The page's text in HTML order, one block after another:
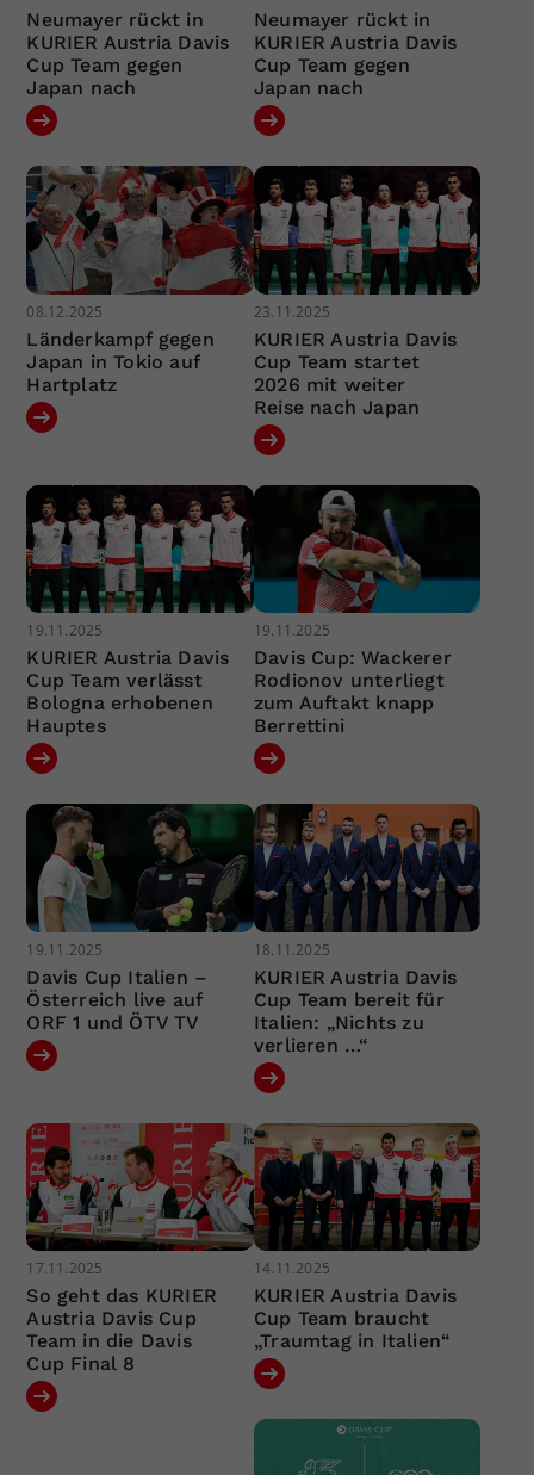
Neumayer rückt in
KURIER Austria Davis
Cup Team gegen
Japan nach
Neumayer rückt in
KURIER Austria Davis
Cup Team gegen
Japan nach
08.12.2025
Länderkampf gegen
Japan in Tokio auf
Hartplatz
23.11.2025
KURIER Austria Davis
Cup Team startet
2026 mit weiter
Reise nach Japan
19.11.2025
KURIER Austria Davis
Cup Team verlässt
Bologna erhobenen
Hauptes
19.11.2025
Davis Cup: Wackerer
Rodionov unterliegt
zum Auftakt knapp
Berrettini
19.11.2025
Davis Cup Italien –
Österreich live auf
ORF 1 und ÖTV TV
18.11.2025
KURIER Austria Davis
Cup Team bereit für
Italien: „Nichts zu
verlieren …“
17.11.2025
So geht das KURIER
Austria Davis Cup
Team in die Davis
Cup Final 8
14.11.2025
KURIER Austria Davis
Cup Team braucht
„Traumtag in Italien“